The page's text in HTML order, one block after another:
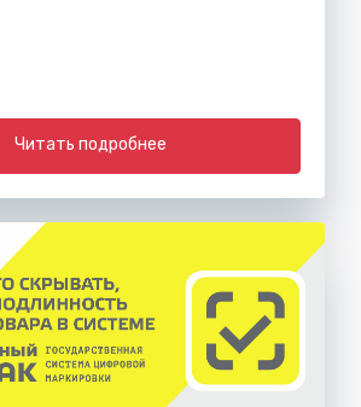
Читать подробнее